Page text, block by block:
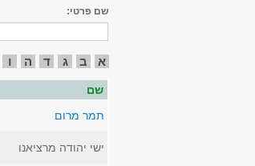
שם פרטי:
א ב ג ד ה ו
שם
תמר מרום
ישי יהודה מרציאנו